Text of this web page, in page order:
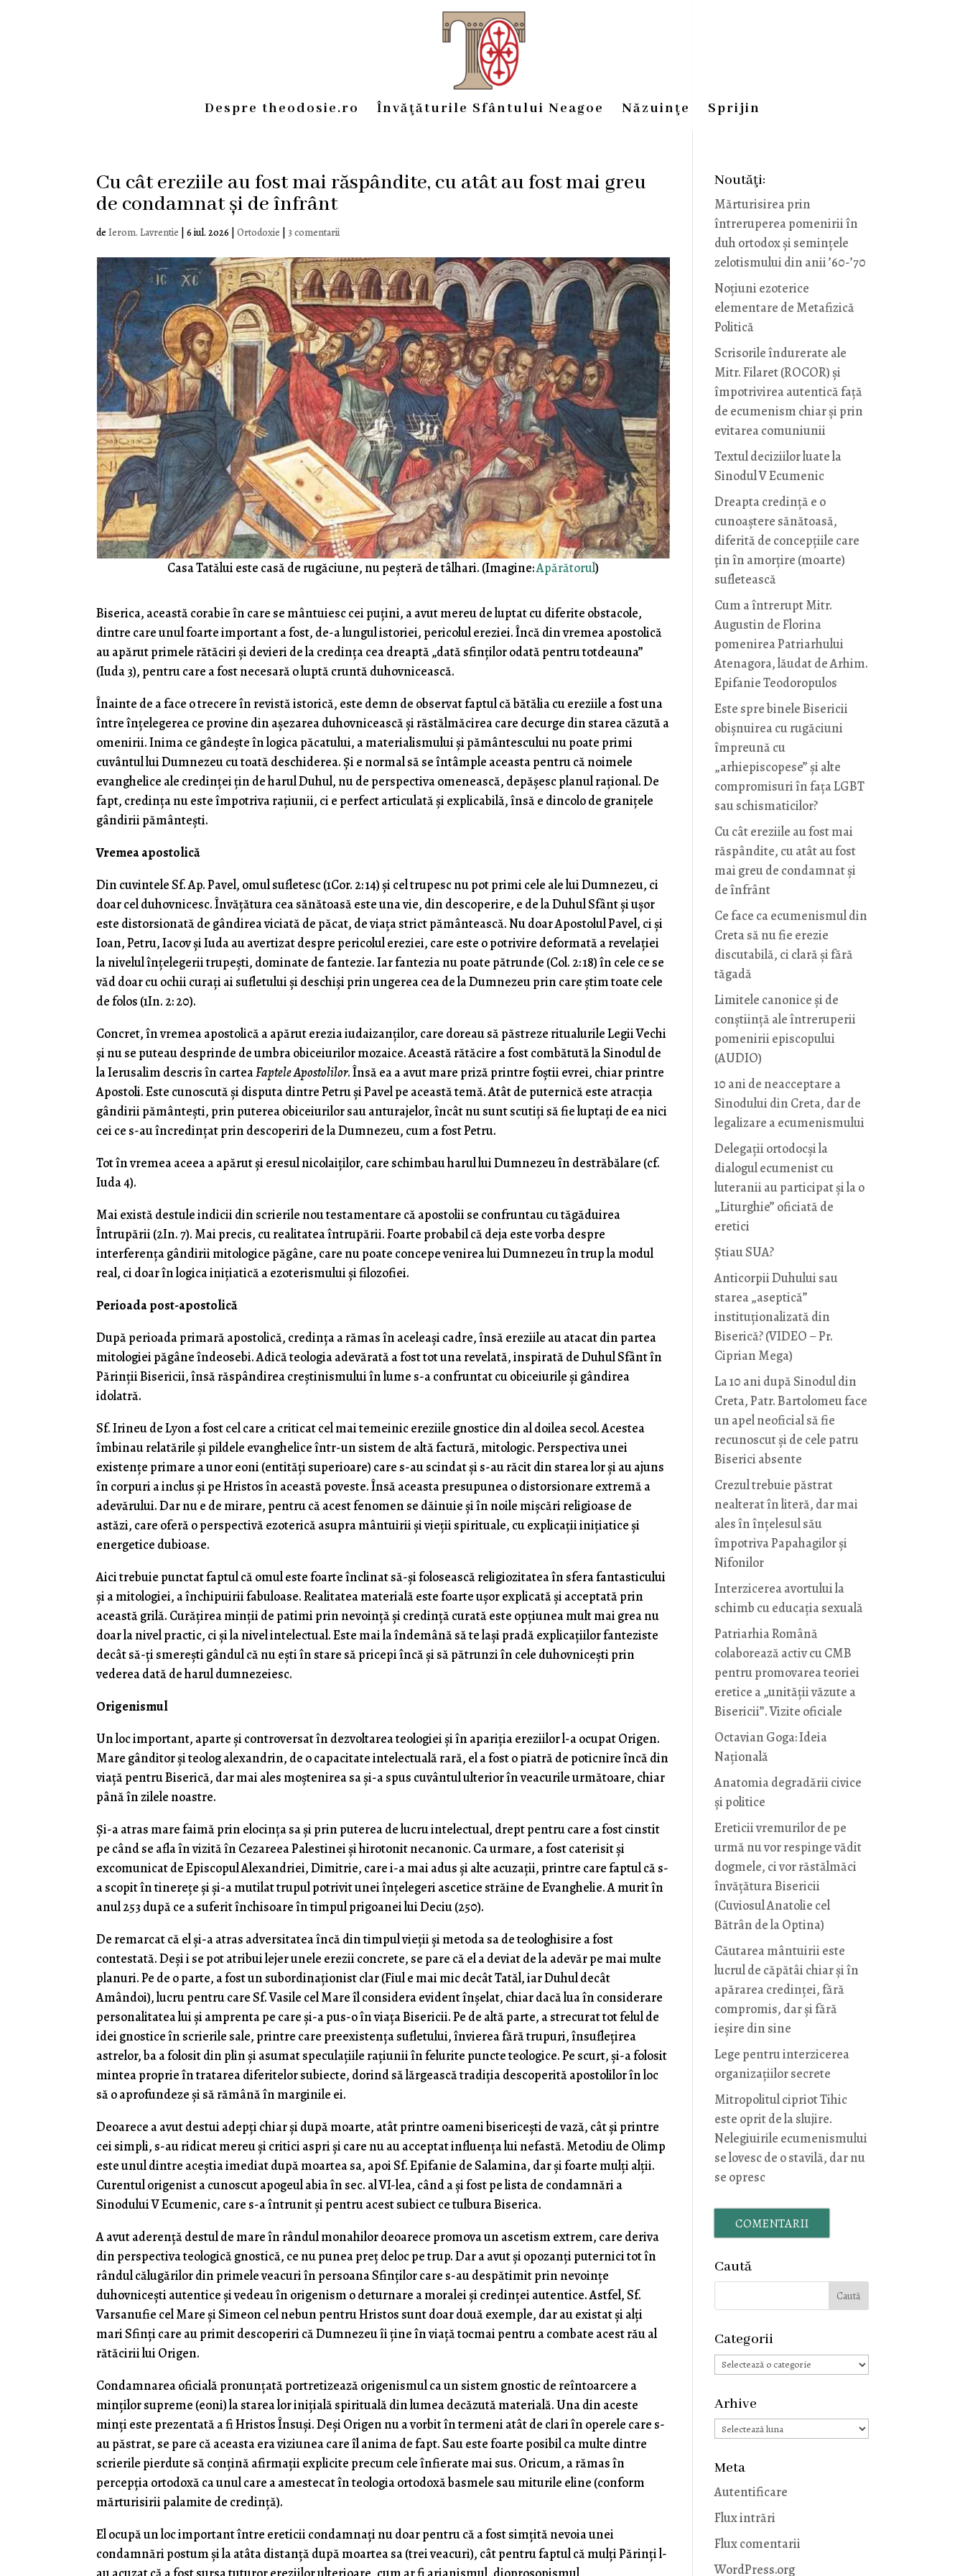
Despre theodosie.ro Învăţăturile Sfântului Neagoe Năzuinţe Sprijin
Cu cât ereziile au fost mai răspândite, cu atât au fost mai greu
de condamnat și de înfrânt
deIerom. Lavrentie |6 iul. 2026 |Ortodoxie |3 comentarii
Casa Tatălui este casă de rugăciune, nu peșteră de tâlhari. (Imagine:Apărătorul)
Biserica, această corabie în care se mântuiesc cei puțini, a avut mereu de luptat cu diferite obstacole,
dintre care unul foarte important a fost, de-a lungul istoriei, pericolul ereziei. Încă din vremea apostolică
au apărut primele rătăciri și devieri de la credința cea dreaptă „dată sfinților odată pentru totdeauna”
(Iuda 3), pentru care a fost necesară o luptă cruntă duhovnicească.
Înainte de a face o trecere în revistă istorică, este demn de observat faptul că bătălia cu ereziile a fost una
între înțelegerea ce provine din așezarea duhovnicească și răstălmăcirea care decurge din starea căzută a
omenirii. Inima ce gândește în logica păcatului, a materialismului și pământescului nu poate primi
cuvântul lui Dumnezeu cu toată deschiderea. Și e normal să se întâmple aceasta pentru că noimele
evanghelice ale credinței țin de harul Duhul, nu de perspectiva omenească, depășesc planul rațional. De
fapt, credința nu este împotriva rațiunii, ci e perfect articulată și explicabilă, însă e dincolo de granițele
gândirii pământești.
Vremea apostolică
Din cuvintele Sf. Ap. Pavel, omul sufletesc (1Cor. 2: 14) și cel trupesc nu pot primi cele ale lui Dumnezeu, ci
doar cel duhovnicesc. Învățătura cea sănătoasă este una vie, din descoperire, e de la Duhul Sfânt și ușor
este distorsionată de gândirea viciată de păcat, de viața strict pământească. Nu doar Apostolul Pavel, ci și
Ioan, Petru, Iacov și Iuda au avertizat despre pericolul ereziei, care este o potrivire deformată a revelației
la nivelul înțelegerii trupești, dominate de fantezie. Iar fantezia nu poate pătrunde (Col. 2: 18) în cele ce se
văd doar cu ochii curați ai sufletului și deschiși prin ungerea cea de la Dumnezeu prin care știm toate cele
de folos (1In. 2: 20).
Concret, în vremea apostolică a apărut erezia iudaizanților, care doreau să păstreze ritualurile Legii Vechi
și nu se puteau desprinde de umbra obiceiurilor mozaice. Această rătăcire a fost combătută la Sinodul de
la Ierusalim descris în carteaFaptele Apostolilor. Însă ea a avut mare priză printre foștii evrei, chiar printre
Apostoli. Este cunoscută și disputa dintre Petru și Pavel pe această temă. Atât de puternică este atracția
gândirii pământești, prin puterea obiceiurilor sau anturajelor, încât nu sunt scutiți să fie luptați de ea nici
cei ce s-au încredințat prin descoperiri de la Dumnezeu, cum a fost Petru.
Tot în vremea aceea a apărut și eresul nicolaiților, care schimbau harul lui Dumnezeu în destrăbălare (cf.
Iuda 4).
Mai există destule indicii din scrierile nou testamentare că apostolii se confruntau cu tăgăduirea
Întrupării (2In. 7). Mai precis, cu realitatea întrupării. Foarte probabil că deja este vorba despre
interferența gândirii mitologice păgâne, care nu poate concepe venirea lui Dumnezeu în trup la modul
real, ci doar în logica inițiatică a ezoterismului și filozofiei.
Perioada post-apostolică
După perioada primară apostolică, credința a rămas în aceleași cadre, însă ereziile au atacat din partea
mitologiei păgâne îndeosebi. Adică teologia adevărată a fost tot una revelată, inspirată de Duhul Sfânt în
Părinții Bisericii, însă răspândirea creștinismului în lume s-a confruntat cu obiceiurile și gândirea
idolatră.
Sf. Irineu de Lyon a fost cel care a criticat cel mai temeinic ereziile gnostice din al doilea secol. Acestea
îmbinau relatările și pildele evanghelice într-un sistem de altă factură, mitologic. Perspectiva unei
existențe primare a unor eoni (entități superioare) care s-au scindat și s-au răcit din starea lor și au ajuns
în corpuri a inclus și pe Hristos în această poveste. Însă aceasta presupunea o distorsionare extremă a
adevărului. Dar nu e de mirare, pentru că acest fenomen se dăinuie și în noile mișcări religioase de
astăzi, care oferă o perspectivă ezoterică asupra mântuirii și vieții spirituale, cu explicații inițiatice și
energetice dubioase.
Aici trebuie punctat faptul că omul este foarte înclinat să-și folosească religiozitatea în sfera fantasticului
și a mitologiei, a închipuirii fabuloase. Realitatea materială este foarte ușor explicată și acceptată prin
această grilă. Curățirea minții de patimi prin nevoință și credință curată este opțiunea mult mai grea nu
doar la nivel practic, ci și la nivel intelectual. Este mai la îndemână să te lași pradă explicațiilor fanteziste
decât să-ți smerești gândul că nu ești în stare să pricepi încă și să pătrunzi în cele duhovnicești prin
vederea dată de harul dumnezeiesc.
Origenismul
Un loc important, aparte și controversat în dezvoltarea teologiei și în apariția ereziilor l-a ocupat Origen.
Mare gânditor și teolog alexandrin, de o capacitate intelectuală rară, el a fost o piatră de poticnire încă din
viață pentru Biserică, dar mai ales moștenirea sa și-a spus cuvântul ulterior în veacurile următoare, chiar
până în zilele noastre.
Și-a atras mare faimă prin elocința sa și prin puterea de lucru intelectual, drept pentru care a fost cinstit
pe când se afla în vizită în Cezareea Palestinei și hirotonit necanonic. Ca urmare, a fost caterisit și
excomunicat de Episcopul Alexandriei, Dimitrie, care i-a mai adus și alte acuzații, printre care faptul că s-
a scopit în tinerețe și și-a mutilat trupul potrivit unei înțelegeri ascetice străine de Evanghelie. A murit în
anul 253 după ce a suferit închisoare în timpul prigoanei lui Deciu (250).
De remarcat că el și-a atras adversitatea încă din timpul vieții și metoda sa de teologhisire a fost
contestată. Deși i se pot atribui lejer unele erezii concrete, se pare că el a deviat de la adevăr pe mai multe
planuri. Pe de o parte, a fost un subordinaționist clar (Fiul e mai mic decât Tatăl, iar Duhul decât
Amândoi), lucru pentru care Sf. Vasile cel Mare îl considera evident înșelat, chiar dacă lua în considerare
personalitatea lui și amprenta pe care și-a pus-o în viața Bisericii. Pe de altă parte, a strecurat tot felul de
idei gnostice în scrierile sale, printre care preexistența sufletului, învierea fără trupuri, însuflețirea
astrelor, ba a folosit din plin și asumat speculațiile rațiunii în felurite puncte teologice. Pe scurt, și-a folosit
mintea proprie în tratarea diferitelor subiecte, dorind să lărgească tradiția descoperită apostolilor în loc
să o aprofundeze și să rămână în marginile ei.
Deoarece a avut destui adepți chiar și după moarte, atât printre oameni bisericești de vază, cât și printre
cei simpli, s-au ridicat mereu și critici aspri și care nu au acceptat influența lui nefastă. Metodiu de Olimp
este unul dintre aceștia imediat după moartea sa, apoi Sf. Epifanie de Salamina, dar și foarte mulți alții.
Curentul origenist a cunoscut apogeul abia în sec. al VI-lea, când a și fost pe lista de condamnări a
Sinodului V Ecumenic, care s-a întrunit și pentru acest subiect ce tulbura Biserica.
A avut aderență destul de mare în rândul monahilor deoarece promova un ascetism extrem, care deriva
din perspectiva teologică gnostică, ce nu punea preț deloc pe trup. Dar a avut și opozanți puternici tot în
rândul călugărilor din primele veacuri în persoana Sfinților care s-au despătimit prin nevoințe
duhovnicești autentice și vedeau în origenism o deturnare a moralei și credinței autentice. Astfel, Sf.
Varsanufie cel Mare și Simeon cel nebun pentru Hristos sunt doar două exemple, dar au existat și alți
mari Sfinți care au primit descoperiri că Dumnezeu îi ține în viață tocmai pentru a combate acest rău al
rătăcirii lui Origen.
Condamnarea oficială pronunțată portretizează origenismul ca un sistem gnostic de reîntoarcere a
minților supreme (eoni) la starea lor inițială spirituală din lumea decăzută materială. Una din aceste
minți este prezentată a fi Hristos Însuși. Deși Origen nu a vorbit în termeni atât de clari în operele care s-
au păstrat, se pare că aceasta era viziunea care îl anima de fapt. Sau este foarte posibil ca multe dintre
scrierile pierdute să conțină afirmații explicite precum cele înfierate mai sus. Oricum, a rămas în
percepția ortodoxă ca unul care a amestecat în teologia ortodoxă basmele sau miturile eline (conform
mărturisirii palamite de credință).
El ocupă un loc important între ereticii condamnați nu doar pentru că a fost simțită nevoia unei
condamnări postum și la atâta distanță după moartea sa (trei veacuri), cât pentru faptul că mulți Părinți l-
Noutăţi:
Mărturisirea prin
întreruperea pomenirii în
duh ortodox și semințele
zelotismului din anii ’60-’70
Noţiuni ezoterice
elementare de Metafizică
Politică
Scrisorile îndurerate ale
Mitr. Filaret (ROCOR) și
împotrivirea autentică față
de ecumenism chiar și prin
evitarea comuniunii
Textul deciziilor luate la
Sinodul V Ecumenic
Dreapta credință e o
cunoaștere sănătoasă,
diferită de concepțiile care
țin în amorțire (moarte)
sufletească
Cum a întrerupt Mitr.
Augustin de Florina
pomenirea Patriarhului
Atenagora, lăudat de Arhim.
Epifanie Teodoropulos
Este spre binele Bisericii
obișnuirea cu rugăciuni
împreună cu
„arhiepiscopese” și alte
compromisuri în fața LGBT
sau schismaticilor?
Cu cât ereziile au fost mai
răspândite, cu atât au fost
mai greu de condamnat și
de înfrânt
Ce face ca ecumenismul din
Creta să nu fie erezie
discutabilă, ci clară și fără
tăgadă
Limitele canonice și de
conștiință ale întreruperii
pomenirii episcopului
(AUDIO)
10 ani de neacceptare a
Sinodului din Creta, dar de
legalizare a ecumenismului
Delegații ortodocși la
dialogul ecumenist cu
luteranii au participat și la o
„Liturghie” oficiată de
eretici
Știau SUA?
Anticorpii Duhului sau
starea „aseptică”
instituționalizată din
Biserică? (VIDEO – Pr.
Ciprian Mega)
La 10 ani după Sinodul din
Creta, Patr. Bartolomeu face
un apel neoficial să fie
recunoscut și de cele patru
Biserici absente
Crezul trebuie păstrat
nealterat în literă, dar mai
ales în înțelesul său
împotriva Papahagilor și
Nifonilor
Interzicerea avortului la
schimb cu educaţia sexuală
Patriarhia Română
colaborează activ cu CMB
pentru promovarea teoriei
eretice a „unității văzute a
Bisericii”. Vizite oficiale
Octavian Goga: Ideia
Naţională
Anatomia degradării civice
și politice
Ereticii vremurilor de pe
urmă nu vor respinge vădit
dogmele, ci vor răstălmăci
învățătura Bisericii
(Cuviosul Anatolie cel
Bătrân de la Optina)
Căutarea mântuirii este
lucrul de căpătâi chiar și în
apărarea credinței, fără
compromis, dar și fără
ieșire din sine
Lege pentru interzicerea
organizaţiilor secrete
Mitropolitul cipriot Tihic
este oprit de la slujire.
Nelegiuirile ecumenismului
se lovesc de o stavilă, dar nu
se opresc
COMENTARII
Caută
Categorii
Categorii
Arhive
Arhive
Meta
Autentificare
Flux intrări
Flux comentarii
WordPress.org